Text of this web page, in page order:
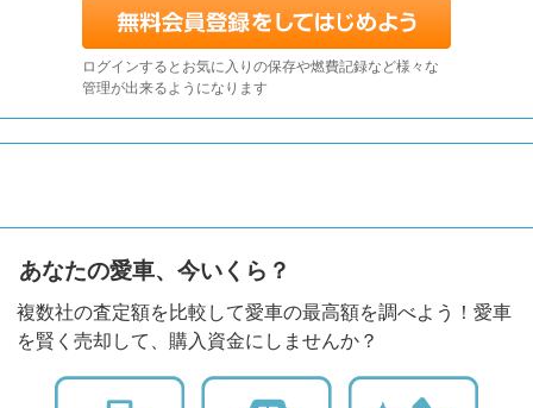
ログインするとお気に入りの保存や燃費記録など様々な
管理が出来るようになります
あなたの愛車、今いくら？
複数社の査定額を比較して愛車の最高額を調べよう！愛車
を賢く売却して、購入資金にしませんか？